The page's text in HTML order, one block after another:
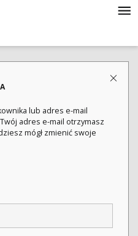
lub adres e-mail
adres e-mail otrzymasz
mógł zmienić swoje